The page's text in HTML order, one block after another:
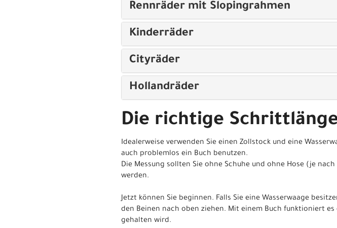
Rennräder mit Slopingrahmen
Kinderräder
Cityräder
Hollandräder
Die richtige
Idealerweise verwenden Sie einen Zollstock und eine
auch problemlos ein Buch benutzen.
Die Messung sollten Sie ohne Schuhe und ohne Hose (je
werden.
Jetzt können Sie beginnen. Falls Sie eine Wasserwaage
den Beinen nach oben ziehen. Mit einem Buch funktioniert
gehalten wird.